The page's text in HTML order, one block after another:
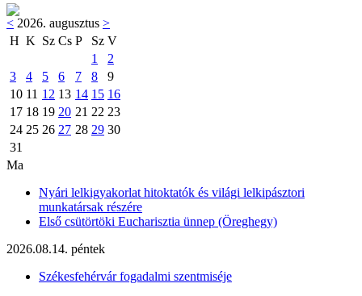
< 2026. augusztus >
H K Sz Cs P Sz V
1
2
3
4 5 6 7 8
9
10 11 12 13 14 15 16
17 18 19 20 21 22 23
24 25 26 27 28 29 30
31
Ma
Nyári lelkigyakorlat hitoktatók és világi lelkipásztori
munkatársak részére
Első csütörtöki Eucharisztia ünnep (Öreghegy)
2026.08.14. péntek
Székesfehérvár fogadalmi szentmiséje